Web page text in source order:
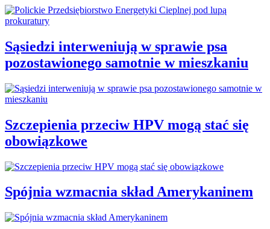
Sąsiedzi interweniują w sprawie psa
pozostawionego samotnie w mieszkaniu
Szczepienia przeciw HPV mogą stać się
obowiązkowe
Spójnia wzmacnia skład Amerykaninem